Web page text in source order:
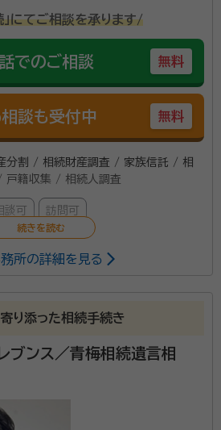
」にてご相談を承ります/
でのご相談 無料
談も受付中 無料
分割 / 相続財産調査 / 家族信託 / 相
籍収集 / 相続人調査
談可 訪問可
用時期：2026/2
めてでしたが、特におかしな感じはなかっ
所の詳細を見る
り添った相続手続き
ブンス／青梅相続遺言相